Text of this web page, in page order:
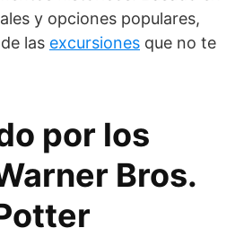
y opciones populares,
las excursiones que no te
por los
Bros.